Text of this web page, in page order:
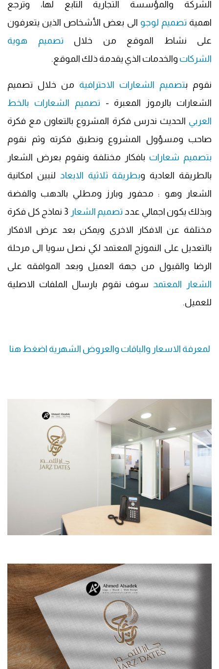
الشركة والمؤسسة التجارية التابع لها، وترجع
اهمية تصميم لوجو الى بعض الأشخاص الذين يتعرفون
على نشاط الموقع من خلال تصميم هوية
الشركات والخدمات الذي يقدمة ذلك الموقع.
نقوم بتصميم الشعارات الاحترافية من خلال تصميم
الشعارات بالرموز المعبرة - تصميم الشعارات بالخط
العربي الحديث ندرس فكرة المشروع بالتعاون مع فكرة
صاحب ومسؤول المشروع ونطبق فكرته وثم نقوم
بتصميم شعارات بافكار مختلفة ونقوم بعرض الشعار
بالطريقة العادية وبطريقة ثلاثية الابعاد لنبين امكانية
الشعار وهو : محفور وبارز ومطلي بالدهب والفضة
وبذلك يكون اجمالي عدد تصميم الشعار
3 نماذج كل فكرة
مختلفة عن الافكار الاخرى ويمكن بعد عرض الافكار
بالتعديل على النموزج المعتمد لكي نصل سويا الى مرحلة
الرضا والقبول من جهة العميل وبعد الموافقه على
الشعار المعتمد سوف نقوم بارسال الملفات الاصلية
للعميل.
لمعرفة الاسعار والباقات والعروض الشهرية اضغط هنا